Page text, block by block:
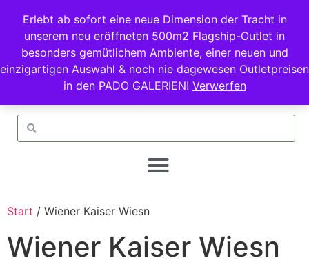
Erlebt ab sofort eine neue Dimension der Tracht in
unserem neu eröffneten 500m2 Flagship-Outlet in
besonders gemütlichem Ambiente, einer neuen und
einzigartigen Auswahl & noch nie dagewesen Outletpreisen
in den PADO GALERIEN! Verwerfen
Start / Wiener Kaiser Wiesn
Wiener Kaiser Wiesn